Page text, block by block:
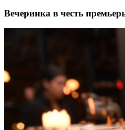
Вечеринка в честь